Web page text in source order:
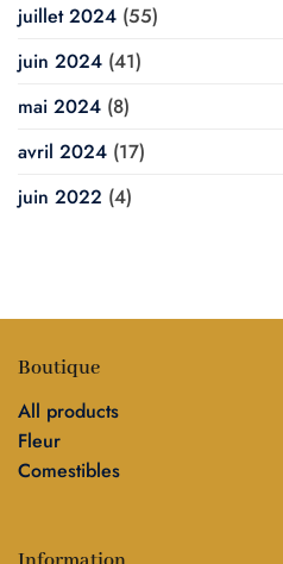
juillet 2024 (55)
juin 2024 (41)
mai 2024 (8)
avril 2024 (17)
juin 2022 (4)
Boutique
All products
Fleur
Comestibles